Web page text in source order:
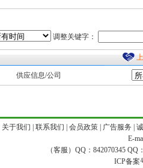
调整关键字：
供应信息/公司
关于我们 联系我们 会员政策| 广告服务
E-
（客服）QQ：842070345 QQ
ICP备案